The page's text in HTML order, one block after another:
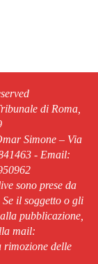
di Roma,
Simone – Via
- Email:
sono prese da
il soggetto o gli
pubblicazione,
mail:
rimozione delle